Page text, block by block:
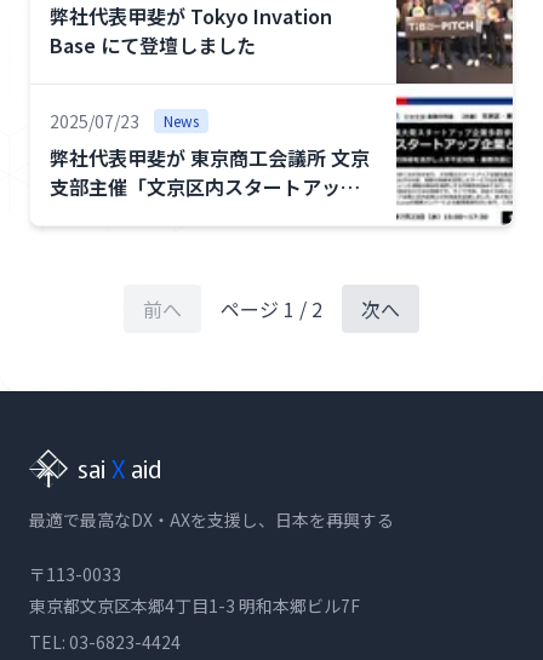
弊社代表甲斐が Tokyo Invation
Base にて登壇しました
2025/07/23 News
弊社代表甲斐が 東京商工会議所 文京
支部主催「文京区内スタートアップ
前へ ページ 1 / 2 次へ
sai X aid
最適で最高なDX・AXを支援し、日本を再興する
〒113-0033
東京都文京区本郷4丁目1-3 明和本郷ビル7F
TEL: 03-6823-4424